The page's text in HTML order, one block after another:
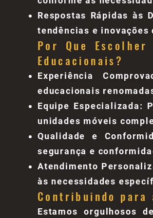
Respostas Rápidas às
tendências e
Por Que
Educacionais?
Experiência
educacionais
Equipe Especializada:
unidades móveis
Qualidade e
segurança e
Atendimento
às necessidades
Contribuindo
Estamos orgulhosos